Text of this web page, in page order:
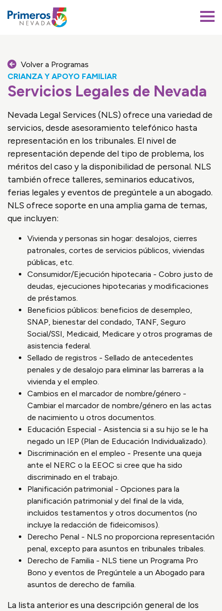
Volver a Programas
CRIANZA Y APOYO FAMILIAR
Servicios Legales de Nevada
Nevada Legal Services (NLS) ofrece una variedad de
servicios, desde asesoramiento telefónico hasta
representación en los tribunales. El nivel de
representación depende del tipo de problema, los
méritos del caso y la disponibilidad de personal. NLS
también ofrece talleres, seminarios educativos,
ferias legales y eventos de pregúntele a un abogado.
NLS ofrece soporte en una amplia gama de temas,
que incluyen:
Vivienda y personas sin hogar: desalojos, cierres
patronales, cortes de servicios públicos, viviendas
públicas, etc.
Consumidor/Ejecución hipotecaria - Cobro justo de
deudas, ejecuciones hipotecarias y modificaciones
de préstamos.
Beneficios públicos: beneficios de desempleo,
SNAP, bienestar del condado, TANF, Seguro
Social/SSI, Medicaid, Medicare y otros programas de
asistencia federal.
Sellado de registros - Sellado de antecedentes
penales y de desalojo para eliminar las barreras a la
vivienda y el empleo.
Cambios en el marcador de nombre/género -
Cambiar el marcador de nombre/género en las actas
de nacimiento u otros documentos.
Educación Especial - Asistencia si a su hijo se le ha
negado un IEP (Plan de Educación Individualizado).
Discriminación en el empleo - Presente una queja
ante el NERC o la EEOC si cree que ha sido
discriminado en el trabajo.
Planificación patrimonial - Opciones para la
planificación patrimonial y del final de la vida,
incluidos testamentos y otros documentos (no
incluye la redacción de fideicomisos).
Derecho Penal - NLS no proporciona representación
penal, excepto para asuntos en tribunales tribales.
Derecho de Familia - NLS tiene un Programa Pro
Bono y eventos de Pregúntele a un Abogado para
asuntos de derecho de familia.
La lista anterior es una descripción general de los